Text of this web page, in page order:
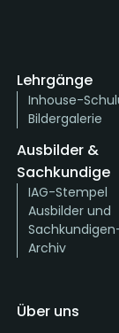
Lehrgänge
Inhouse-
Bildergalerie
Ausbilder &
Sachkundige
IAG-Stempel
Ausbilder und
Archiv
Über uns